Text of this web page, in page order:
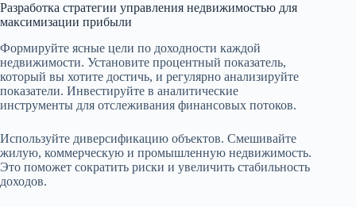
Разработка стратегии управления недвижимостью для
максимизации прибыли
Формируйте ясные цели по доходности каждой
недвижимости. Установите процентный показатель,
который вы хотите достичь, и регулярно анализируйте
показатели. Инвестируйте в аналитические
инструменты для отслеживания финансовых потоков.
Используйте диверсификацию объектов. Смешивайте
жилую, коммерческую и промышленную недвижимость.
Это поможет сократить риски и увеличить стабильность
доходов.